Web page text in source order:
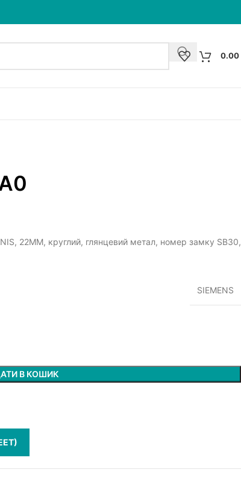
0.00
22MM, круглий, глянцевий метал, номер замку SB30,
SIEMENS
В КОШИК